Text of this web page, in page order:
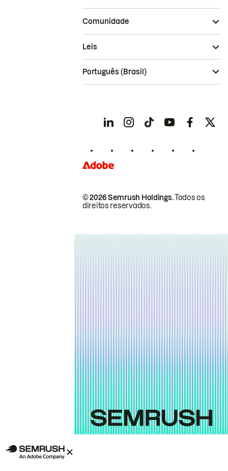
Comunidade
© 2026 Semrush Holdings.Todos os
direitos reservados.
Leis
Português (Brasil)